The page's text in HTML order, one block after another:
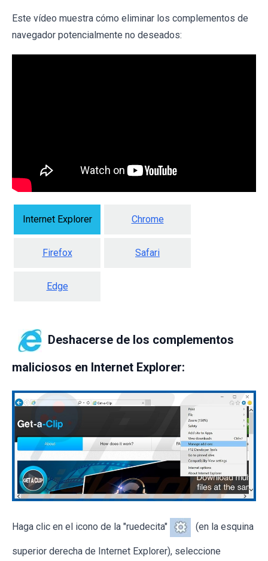
Este vídeo muestra cómo eliminar los complementos de
navegador potencialmente no deseados:
Internet Explorer Chrome
Firefox Safari
Edge
Deshacerse de los complementos
maliciosos en Internet Explorer:
Haga clic en el icono de la "ruedecita" (en la esquina
superior derecha de Internet Explorer), seleccione